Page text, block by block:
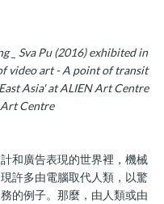
_ Sva Pu (2016) exhibited in
video art - A point of transit
Asia' at ALIEN Art Centre
Centre
和廣告表現的世界裡，機械
許多由電腦取代人類，以驚
的例子。那麼，由人類或由